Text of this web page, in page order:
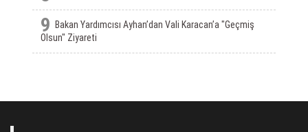
9
Bakan Yardımcısı Ayhan’dan Vali Karacan’a "Geçmiş
Olsun" Ziyareti